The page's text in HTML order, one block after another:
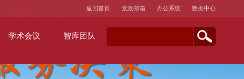
学术会议 智库团队
返回首页 党政邮箱 办公系统 数据中心